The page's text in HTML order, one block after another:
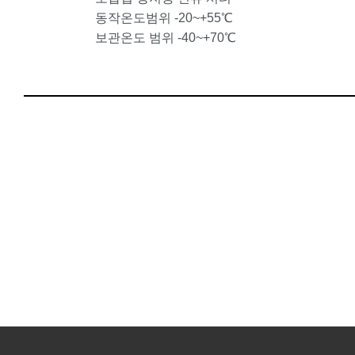
동작온도범위 -20~+55℃
보관온도 범위 -40~+70℃